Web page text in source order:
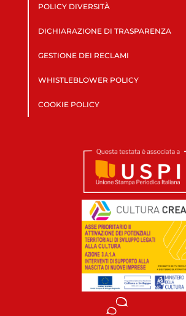
POLICY DIVERSITÀ
DICHIARAZIONE DI TRASPARENZA
GESTIONE DEI RECLAMI
WHISTLEBLOWER POLICY
COOKIE POLICY